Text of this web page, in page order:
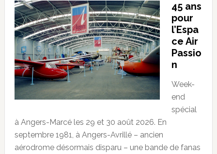
45 ans
pour
l’Espa
ce Air
Passio
n
Week-
end
spécial
à Angers-Marcé les 29 et 30 août 2026. En
septembre 1981, à Angers-Avrillé – ancien
aérodrome désormais disparu – une bande de fanas